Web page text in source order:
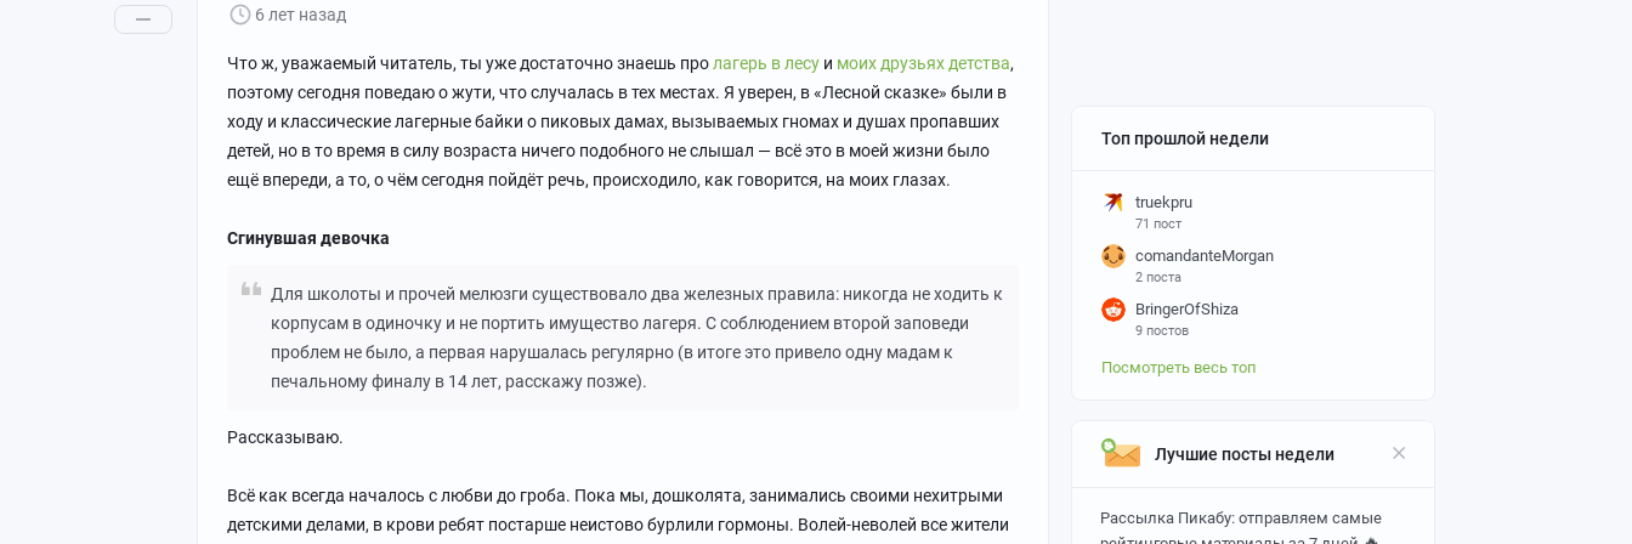
Топ прошлой недели
truekpru
71 пост
comandanteMorgan
2 поста
BringerOfShiza
9 постов
Посмотреть весь топ
Лучшие посты недели
Рассылка Пикабу: отправляем самые
6 лет назад
Что ж, уважаемый читатель, ты уже достаточно знаешь про лагерь в лесу и моих друзьях детства,
поэтому сегодня поведаю о жути, что случалась в тех местах. Я уверен, в «Лесной сказке» были в
ходу и классические лагерные байки о пиковых дамах, вызываемых гномах и душах пропавших
детей, но в то время в силу возраста ничего подобного не слышал — всё это в моей жизни было
ещё впереди, а то, о чём сегодня пойдёт речь, происходило, как говорится, на моих глазах.
Сгинувшая девочка
Для школоты и прочей мелюзги существовало два железных правила: никогда не ходить к
корпусам в одиночку и не портить имущество лагеря. С соблюдением второй заповеди
проблем не было, а первая нарушалась регулярно (в итоге это привело одну мадам к
печальному финалу в 14 лет, расскажу позже).
Рассказываю.
Всё как всегда началось с любви до гроба. Пока мы, дошколята, занимались своими нехитрыми
детскими делами, в крови ребят постарше неистово бурлили гормоны. Волей-неволей все жители